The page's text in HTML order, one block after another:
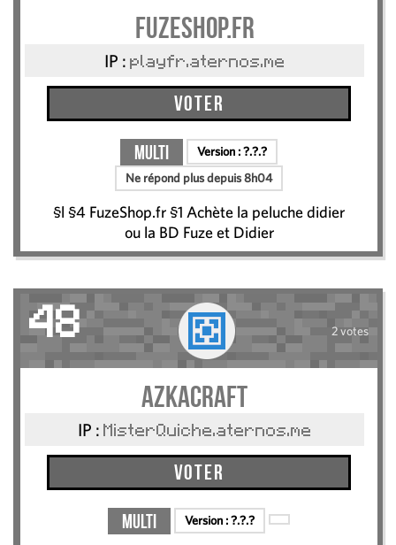
FuzeShop.fr
IP : playfr.aternos.me
Voter
Multi Version :?.?.?
Ne répond plus depuis 8h04
§l §4 FuzeShop.fr §1 Achète la peluche didier
ou la BD Fuze et Didier
48 2 votes
AZKACRAFT
IP : MisterQuiche.aternos.me
Voter
Multi Version :?.?.?